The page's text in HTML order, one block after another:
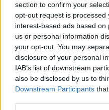
section to confirm your
opt-out request is processed
interest-based ads based
us or personal information
your opt-out. You may
disclosure of your personal
IAB’s list of downstream
also be disclosed by us to
Downstream Participants